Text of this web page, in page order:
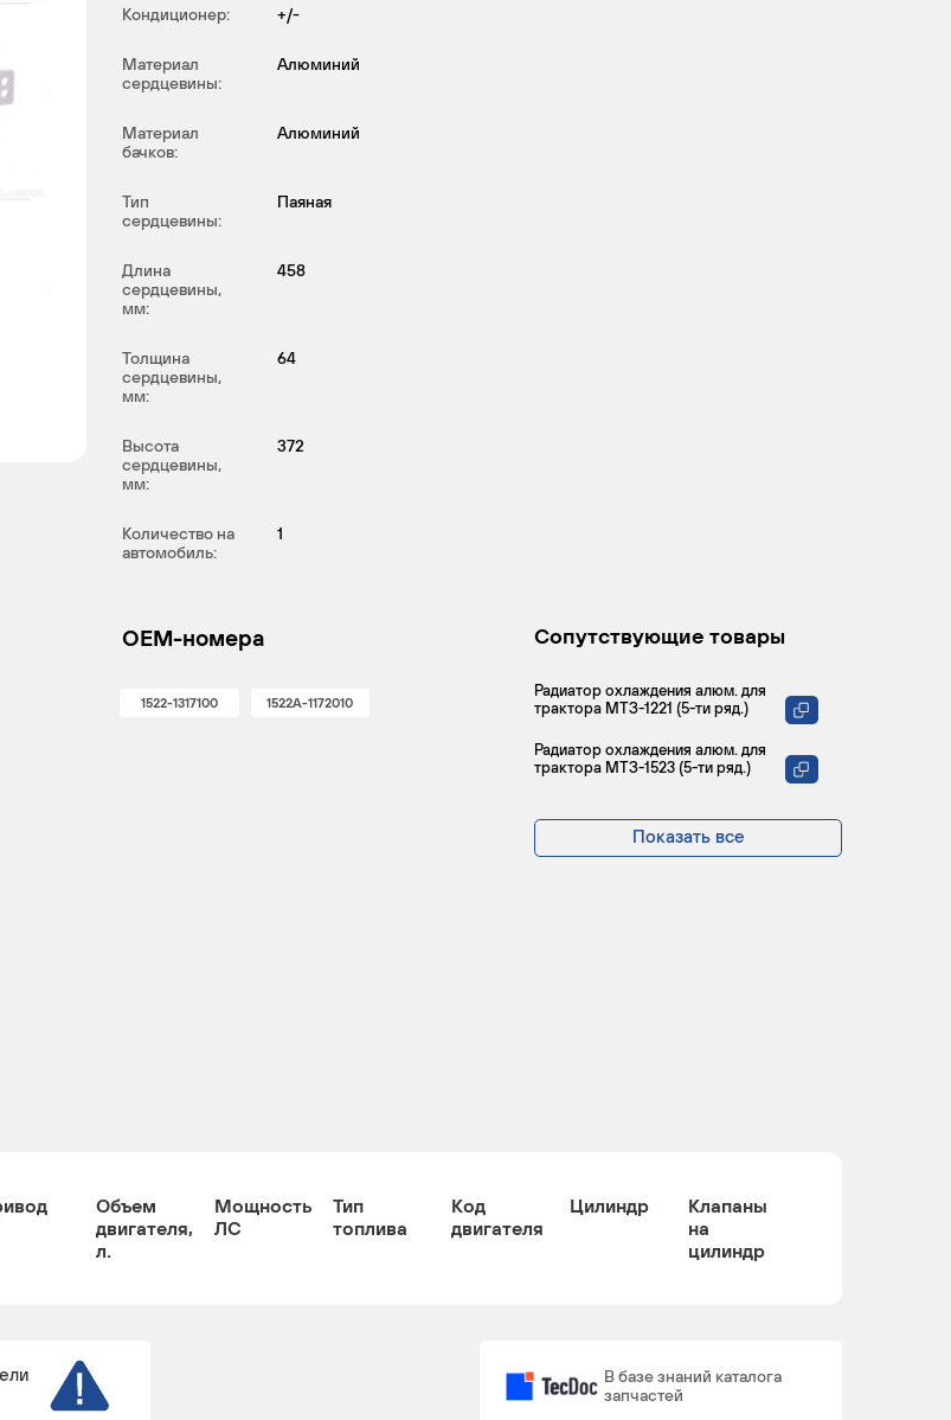
Кондиционер: +/-
Материал
сердцевины:
Алюминий
Материал
бачков:
Алюминий
Тип
сердцевины:
Паяная
Длина
сердцевины,
мм:
458
Толщина
сердцевины,
мм:
64
Высота
сердцевины,
мм:
372
Количество на
автомобиль:
1
OEM-номера
1522-1317100 1522А-1172010
Сопутствующие товары
Радиатор охлаждения алюм. для
трактора МТЗ-1221 (5-ти ряд.)
Радиатор охлаждения алюм. для
трактора МТЗ-1523 (5-ти ряд.)
Показать все
Объем
двигателя,
л.
Мощность
ЛС
Тип
топлива
Код
двигателя
Цилиндр
Клапаны
на
цилиндр
В базе знаний каталога
запчастей